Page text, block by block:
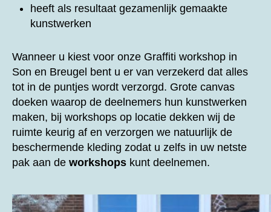
heeft als resultaat gezamenlijk gemaakte
kunstwerken
Wanneer u kiest voor onze Graffiti workshop in
Son en Breugel bent u er van verzekerd dat alles
tot in de puntjes wordt verzorgd. Grote canvas
doeken waarop de deelnemers hun kunstwerken
maken, bij workshops op locatie dekken wij de
ruimte keurig af en verzorgen we natuurlijk de
beschermende kleding zodat u zelfs in uw netste
pak aan de workshops kunt deelnemen.